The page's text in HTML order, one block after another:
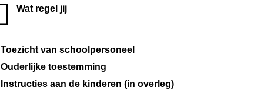
Wat regel jij
Toezicht van schoolpersoneel
Ouderlijke toestemming
Instructies aan de kinderen (in overleg)